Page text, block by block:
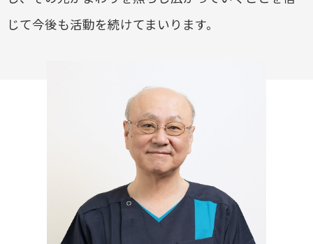
じて今後も活動を続けてまいります。